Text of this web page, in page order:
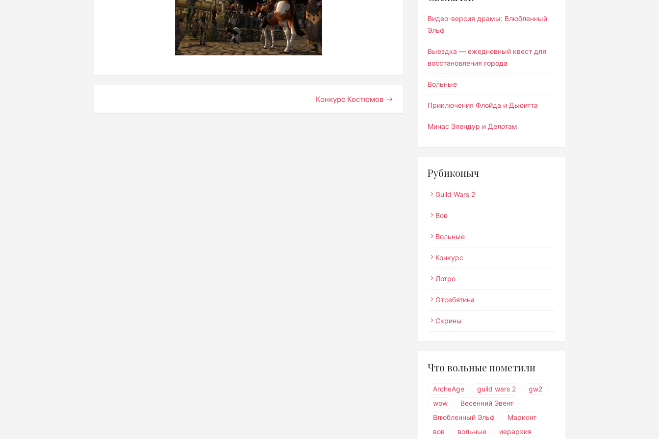
Конкурс Костюмов
Видео-версия драмы: Влюбленный
Эльф
Выездка — ежедневный квест для
восстановления города
Вольные
Приключения Флойда и Дьюитта
Минас Элендур и Делотам
Рубиконыч
Guild Wars 2
Вов
Вольные
Конкурс
Лотро
Отсебятина
Скрины
Что вольные пометили
ArcheAge guild wars 2
gw2
wow
Весенний Эвент
Влюбленный Эльф
Марконт
вов
вольные иерархия